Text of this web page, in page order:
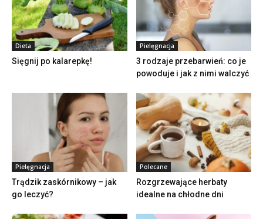
Dieta
Sięgnij po kalarepkę!
Pielęgnacja
3 rodzaje przebarwień: co je
powoduje i jak z nimi walczyć
Pielęgnacja
Trądzik zaskórnikowy – jak
go leczyć?
Polecane
Rozgrzewające herbaty
idealne na chłodne dni